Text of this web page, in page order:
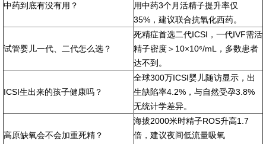
中药到底有没有用？
用中药3个月活精子提升率仅
35%，建议联合抗氧化西药。
试管婴儿一代、二代怎么选？
死精症首选二代ICSI，一代IVF需活
精子密度＞10×10⁶/mL，多数患者
达不到。
ICSI生出来的孩子健康吗？
全球300万ICSI婴儿随访显示，出
生缺陷率4.2%，与自然受孕3.8%
无统计学差异。
高原缺氧会不会加重死精？
海拔2000米时精子ROS升高1.7
倍，建议夜间低流量吸氧